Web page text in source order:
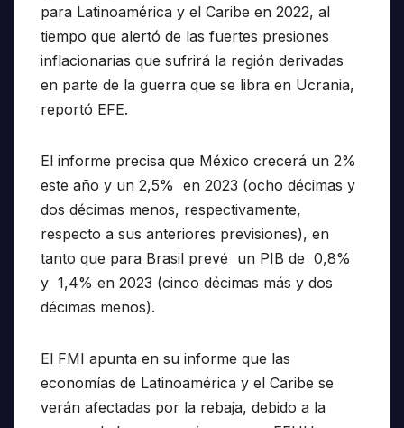
para Latinoamérica y el Caribe en 2022, al
tiempo que alertó de las fuertes presiones
inflacionarias que sufrirá la región derivadas
en parte de la guerra que se libra en Ucrania,
reportó EFE.
El informe precisa que México crecerá un 2%
este año y un 2,5% en 2023 (ocho décimas y
dos décimas menos, respectivamente,
respecto a sus anteriores previsiones), en
tanto que para Brasil prevé un PIB de 0,8%
y 1,4% en 2023 (cinco décimas más y dos
décimas menos).
El FMI apunta en su informe que las
economías de Latinoamérica y el Caribe se
verán afectadas por la rebaja, debido a la